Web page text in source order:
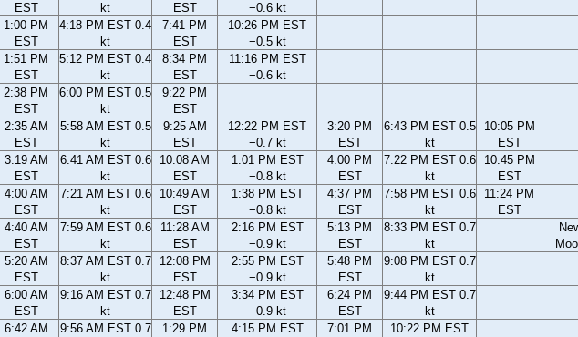
EST
kt
EST
−0.6 kt
1:00 PM
EST
4:18 PM EST 0.4
kt
7:41 PM
EST
10:26 PM EST
−0.5 kt
1:51 PM
EST
5:12 PM EST 0.4
kt
8:34 PM
EST
11:16 PM EST
−0.6 kt
2:38 PM
EST
6:00 PM EST 0.5
kt
9:22 PM
EST
2:35 AM
EST
5:58 AM EST 0.5
kt
9:25 AM
EST
12:22 PM EST
−0.7 kt
3:20 PM
EST
6:43 PM EST 0.5
kt
10:05 PM
EST
3:19 AM
EST
6:41 AM EST 0.6
kt
10:08 AM
EST
1:01 PM EST
−0.8 kt
4:00 PM
EST
7:22 PM EST 0.6
kt
10:45 PM
EST
4:00 AM
EST
7:21 AM EST 0.6
kt
10:49 AM
EST
1:38 PM EST
−0.8 kt
4:37 PM
EST
7:58 PM EST 0.6
kt
11:24 PM
EST
4:40 AM
EST
7:59 AM EST 0.6
kt
11:28 AM
EST
2:16 PM EST
−0.9 kt
5:13 PM
EST
8:33 PM EST 0.7
kt
5:20 AM
EST
8:37 AM EST 0.7
kt
12:08 PM
EST
2:55 PM EST
−0.9 kt
5:48 PM
EST
9:08 PM EST 0.7
kt
6:00 AM
EST
9:16 AM EST 0.7
kt
12:48 PM
EST
3:34 PM EST
−0.9 kt
6:24 PM
EST
9:44 PM EST 0.7
kt
6:42 AM
9:56 AM EST 0.7
1:29 PM
4:15 PM EST
7:01 PM
10:22 PM EST